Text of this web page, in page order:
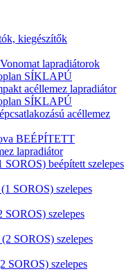
kiegészítők
lapradiátorok
SÍKLAPÚ
acéllemez lapradiátor
SÍKLAPÚ
acéllemez
BEÉPÍTETT
lapradiátor
SOROS) beépített szelepes
SOROS) szelepes
SOROS) szelepes
SOROS) szelepes
SOROS) szelepes